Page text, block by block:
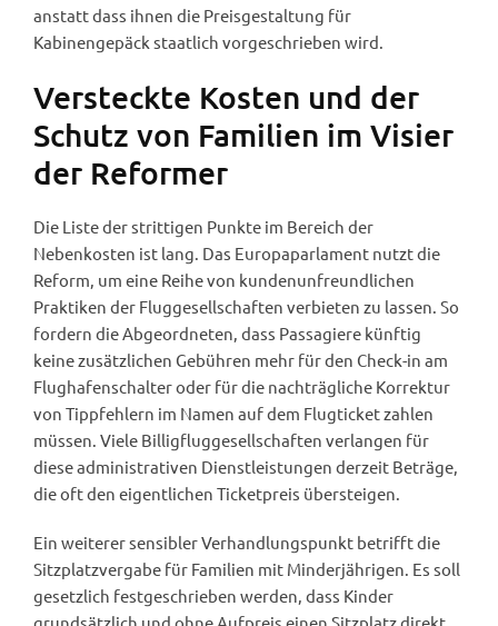
anstatt dass ihnen die Preisgestaltung für
Kabinengepäck staatlich vorgeschrieben wird.
Versteckte Kosten und der
Schutz von Familien im Visier
der Reformer
Die Liste der strittigen Punkte im Bereich der
Nebenkosten ist lang. Das Europaparlament nutzt die
Reform, um eine Reihe von kundenunfreundlichen
Praktiken der Fluggesellschaften verbieten zu lassen. So
fordern die Abgeordneten, dass Passagiere künftig
keine zusätzlichen Gebühren mehr für den Check-in am
Flughafenschalter oder für die nachträgliche Korrektur
von Tippfehlern im Namen auf dem Flugticket zahlen
müssen. Viele Billigfluggesellschaften verlangen für
diese administrativen Dienstleistungen derzeit Beträge,
die oft den eigentlichen Ticketpreis übersteigen.
Ein weiterer sensibler Verhandlungspunkt betrifft die
Sitzplatzvergabe für Familien mit Minderjährigen. Es soll
gesetzlich festgeschrieben werden, dass Kinder